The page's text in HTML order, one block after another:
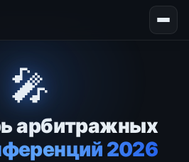
🎤
арбитражных
2026